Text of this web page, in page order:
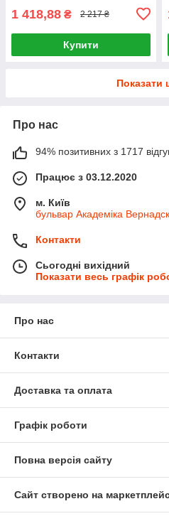
1 418,88 ₴ 2 217 ₴
Купити
Показати
Про нас
94% позитивних з 1717
Працює з 03.12.2020
м. Київ
бульвар Академіка
Контакти
Сьогодні вихідний
Показати весь графік
Про нас
Контакти
Доставка та оплата
Графік роботи
Повна версія сайту
Сайт створено на